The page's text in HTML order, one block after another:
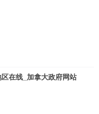
在线_加拿大政府网站